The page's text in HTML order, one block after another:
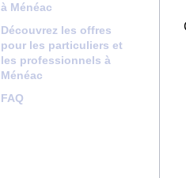
à Ménéac
Découvrez les offres
pour les particuliers et
les professionnels à
Ménéac
FAQ